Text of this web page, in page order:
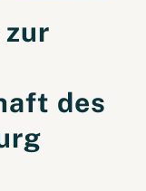
des